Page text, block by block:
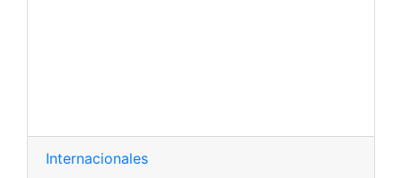
Internacionales